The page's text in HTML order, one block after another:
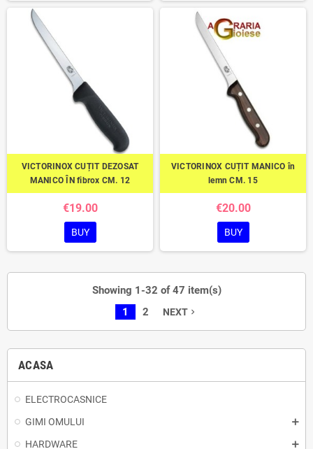
ACASA
ELECTROCASNICE
GIMI OMULUI
HARDWARE
VICTORINOX CUȚIT DEZOSAT
MANICO ÎN fibrox CM. 12
€19.00
BUY
VICTORINOX CUȚIT MANICO în
lemn CM. 15
€20.00
BUY
Showing 1-32 of 47 item(s)
1
2 NEXT navigate_next